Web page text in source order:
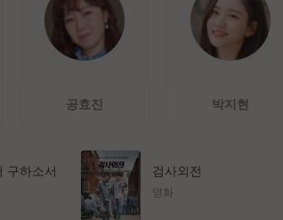
공효진 박지현
구하소서 검사외전
영화